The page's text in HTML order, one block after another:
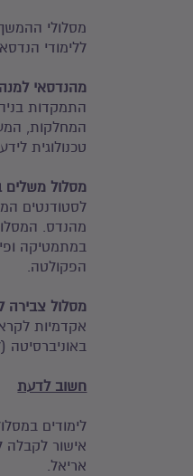
מסלולי
ללימודי
מהנדסאי
התמקדות
המחלקות,
טכנולוגית
מסלול
לסטודנטים
מהנדס.
במתמטיקה
הפקולטה.
מסלול צבירה
אקדמיות
חשוב לדעת
לימודים
אישור לקבלה
אריאל.